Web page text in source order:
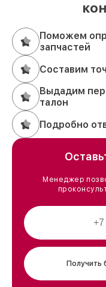
Поможем
запчастей
Составим
Выдадим
талон
Подробно
Менеджер
Получить